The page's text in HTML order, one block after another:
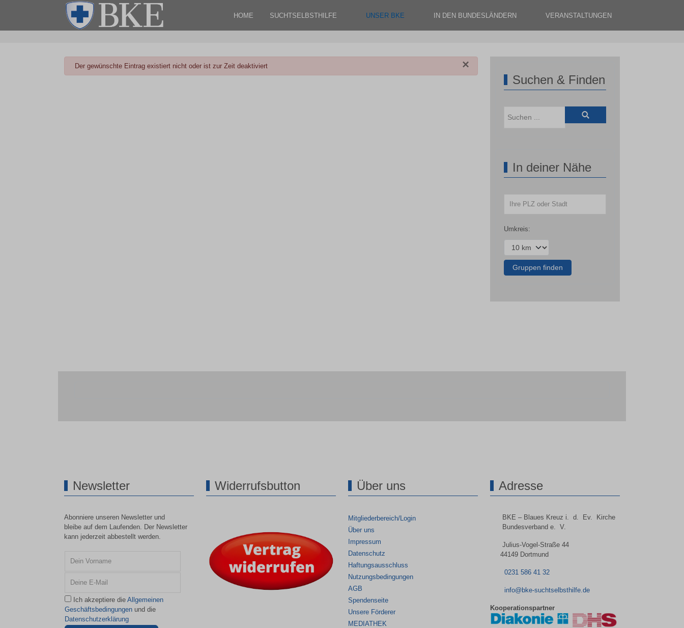
HOME SUCHTSELBSTHILFE UNSER BKE IN DEN BUNDESLÄNDERN VERANSTALTUNGEN
×
danger
Der gewünschte Eintrag existiert nicht oder ist zur Zeit deaktiviert
Suchen & Finden
In deiner Nähe
Umkreis:
Newsletter
Abonniere unseren Newsletter und
bleibe auf dem Laufenden. Der Newsletter
kann jederzeit abbestellt werden.
Ich akzeptiere die Allgemeinen
Geschäftsbedingungen und die
Datenschutzerklärung
Widerrufsbutton Über uns
Mitgliederbereich/Login
Über uns
Impressum
Datenschutz
Haftungsausschluss
Nutzungsbedingungen
AGB
Spendenseite
Unsere Förderer
MEDIATHEK
Adresse
BKE – Blaues Kreuz i. d. Ev. Kirche
Bundesverband e. V.
Julius-Vogel-Straße 44
44149 Dortmund
0231 586 41 32
info@bke-suchtselbsthilfe.de
Kooperationspartner